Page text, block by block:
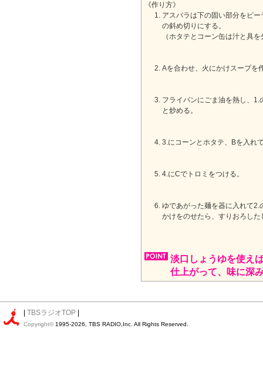
《作り方》
アスパラは下の固い部分をピ
の斜め切りにする。
（ホタテとコーン缶は汁と具
Aを合わせ、火にかけスープを
フライパンにごま油を熱し、1.
と炒める。
3.にコーンとホタテ、Bを入れ
4.にCでトロミをつける。
ゆであがった麺を器に入れて2.
かけをのせたら、すりおろし
淡口しょうゆを使え
仕上がって、味に深
TBSラジオTOP
Copyright© 1995-2026, TBS RADIO,Inc. All Rights Reserved.